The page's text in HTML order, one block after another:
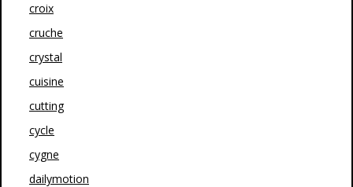
croix
cruche
crystal
cuisine
cutting
cycle
cygne
dailymotion